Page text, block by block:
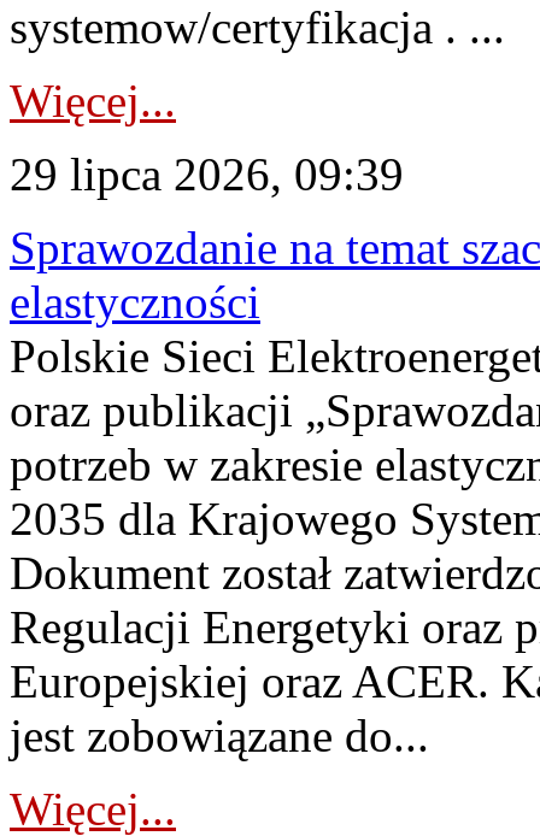
systemow/certyfikacja . ...
Więcej...
29 lipca 2026, 09:39
Sprawozdanie na temat
elastyczności
Polskie Sieci
oraz publikacji
potrzeb w zakresie
2035 dla Krajowego
Dokument został
Regulacji Energetyki oraz
Europejskiej oraz ACER.
jest zobowiązane do...
Więcej...